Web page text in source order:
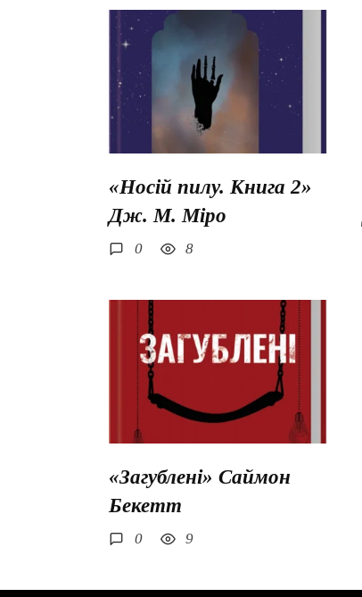
«Носій пилу. Книга 2»
Дж. М. Міро
0 8
«Загублені» Саймон
Бекетт
0 9